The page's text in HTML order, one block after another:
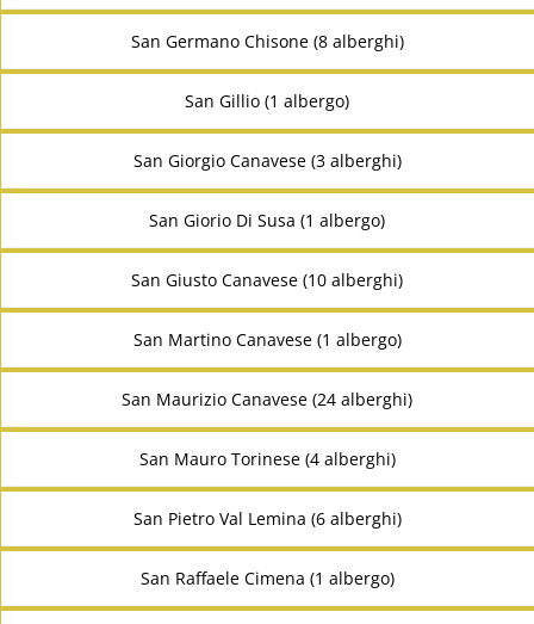
San Germano Chisone (8 alberghi)
San Gillio (1 albergo)
San Giorgio Canavese (3 alberghi)
San Giorio Di Susa (1 albergo)
San Giusto Canavese (10 alberghi)
San Martino Canavese (1 albergo)
San Maurizio Canavese (24 alberghi)
San Mauro Torinese (4 alberghi)
San Pietro Val Lemina (6 alberghi)
San Raffaele Cimena (1 albergo)